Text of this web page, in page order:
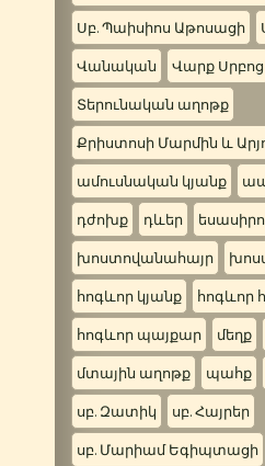
Սբ. Պաիսիոս Աթոսացի
Վանական Վարք Սրբոց
Տերունական աղոթք
Քրիստոսի Մարմին և
ամուսնական կյանք
դժոխք դևեր
խոստովանահայր
հոգևոր կյանք հոգևոր
հոգևոր պայքար մեղք
մտային աղոթք պահք
սբ. Զատիկ սբ. Հայրեր
սբ. Մարիամ Եգիպտացի